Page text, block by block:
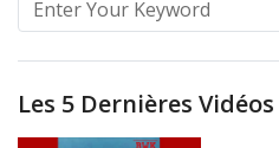
Les 5 Dernières Vidéos